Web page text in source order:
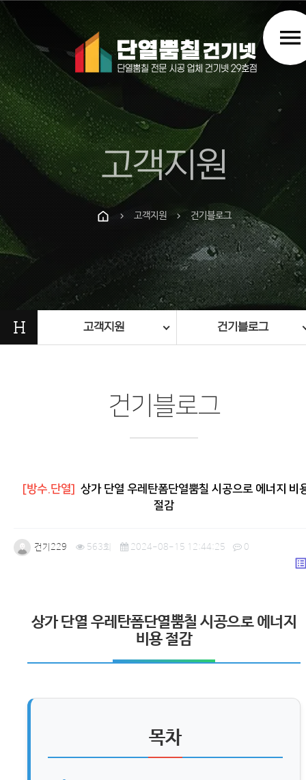
menu
고객지원
chevron_right 고객지원 chevron_right 건기블로그
H 고객지원 건기블로그
건기블로그
[방수.단열]
상가 단열 우레탄폼단열뿜칠 시공으로 에너지 비
절감
건기229 563회 2024-08-15 12:44:25 0
상가 단열 우레탄폼단열뿜칠 시공으로 에너지
비용 절감
목차